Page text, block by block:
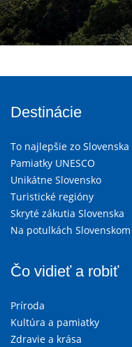
Destinácie
To najlepšie zo Slovenska
Pamiatky UNESCO
Unikátne Slovensko
Turistické regióny
Skryté zákutia Slovenska
Na potulkách Slovenskom
Čo vidieť a robiť
Príroda
Kultúra a pamiatky
Zdravie a krása